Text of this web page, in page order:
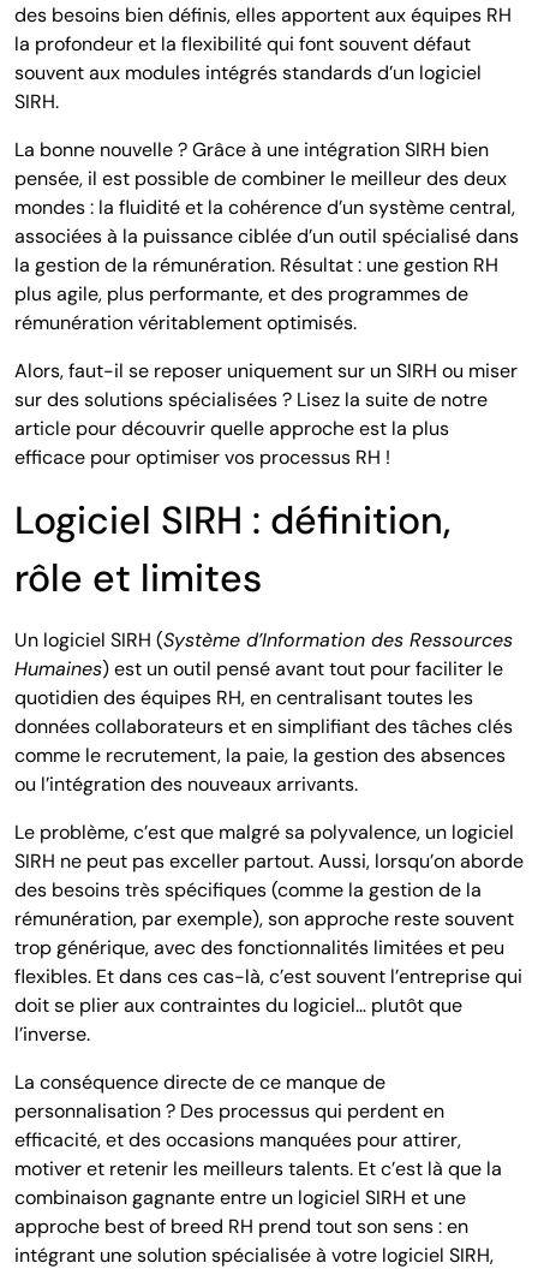
des besoins bien définis, elles apportent aux équipes RH
la profondeur et la flexibilité qui font souvent défaut
souvent aux modules intégrés standards d’un logiciel
SIRH.
La bonne nouvelle ? Grâce à une intégration SIRH bien
pensée, il est possible de combiner le meilleur des deux
mondes : la fluidité et la cohérence d’un système central,
associées à la puissance ciblée d’un outil spécialisé dans
la gestion de la rémunération. Résultat : une gestion RH
plus agile, plus performante, et des programmes de
rémunération véritablement optimisés.
Alors, faut-il se reposer uniquement sur un SIRH ou miser
sur des solutions spécialisées ? Lisez la suite de notre
article pour découvrir quelle approche est la plus
efficace pour optimiser vos processus RH !
Logiciel SIRH : définition,
rôle et limites
Un logiciel SIRH (Système d’Information des Ressources
Humaines) est un outil pensé avant tout pour faciliter le
quotidien des équipes RH, en centralisant toutes les
données collaborateurs et en simplifiant des tâches clés
comme le recrutement, la paie, la gestion des absences
ou l’intégration des nouveaux arrivants.
Le problème, c’est que malgré sa polyvalence, un logiciel
SIRH ne peut pas exceller partout. Aussi, lorsqu’on aborde
des besoins très spécifiques (comme la gestion de la
rémunération, par exemple), son approche reste souvent
trop générique, avec des fonctionnalités limitées et peu
flexibles. Et dans ces cas-là, c’est souvent l’entreprise qui
doit se plier aux contraintes du logiciel… plutôt que
l’inverse.
La conséquence directe de ce manque de
personnalisation ? Des processus qui perdent en
efficacité, et des occasions manquées pour attirer,
motiver et retenir les meilleurs talents. Et c’est là que la
combinaison gagnante entre un logiciel SIRH et une
approche best of breed RH prend tout son sens : en
intégrant une solution spécialisée à votre logiciel SIRH,